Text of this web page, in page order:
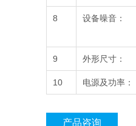
8 设备噪音：
9 外形尺寸：
10 电源及功率：
产品咨询